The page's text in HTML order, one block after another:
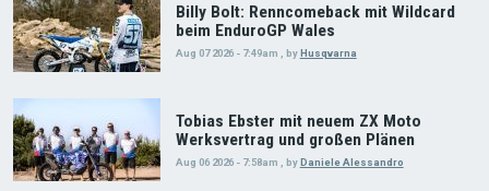
Billy Bolt: Renncomeback mit Wildcard
beim EnduroGP Wales
Aug 07 2026 - 7:49am byHusqvarna
Tobias Ebster mit neuem ZX Moto
Werksvertrag und großen Plänen
Aug 06 2026 - 7:58am , byDaniele Alessandro